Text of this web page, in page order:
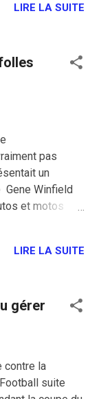
pénale aux
patrimoine.
Fillon,
certains de
a obtenu le
de deux ans
les 30.000
à payer,
peut
LIRE LA SUITE
pas
un
Winfield
et motos
voir même
haut
trophée après
parmi les
mouvement
LIRE LA SUITE
gérer
contre la
suite